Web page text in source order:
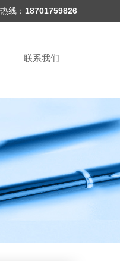
线： 18701759826
联系我们